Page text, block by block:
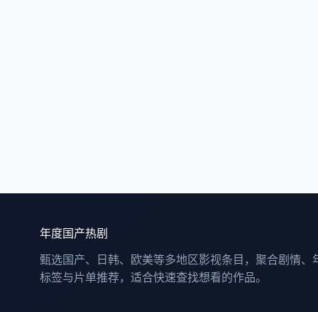
年度国产热剧
甄选国产、日韩、欧美等多地区影视条目，聚合剧情、
标签与片单推荐，适合快速查找想看的作品。